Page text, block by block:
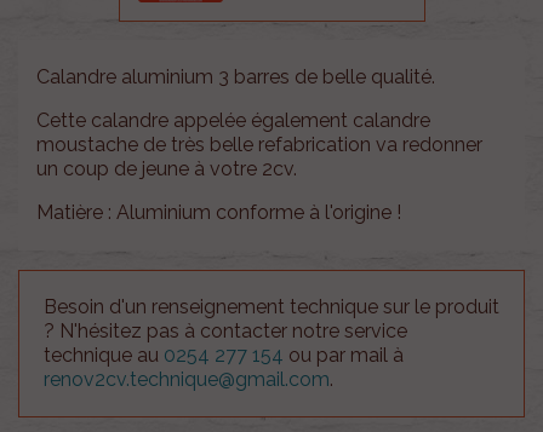
Calandre aluminium 3 barres de belle qualité.
Cette calandre appelée également calandre
moustache de très belle refabrication va redonner
un coup de jeune à votre 2cv.
Matière : Aluminium conforme à l'origine !
Besoin d'un renseignement technique sur le produit
? N'hésitez pas à contacter notre service
technique au 0254 277 154 ou par mail à
renov2cv.technique@gmail.com.